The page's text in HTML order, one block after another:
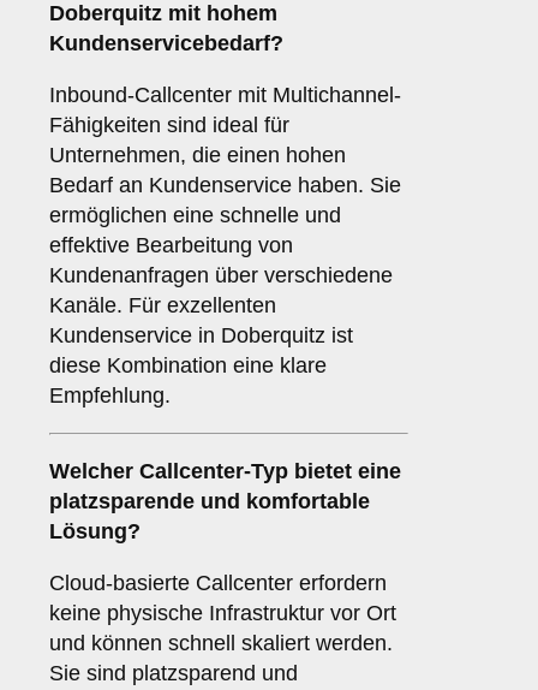
Doberquitz mit hohem
Kundenservicebedarf?
Inbound-Callcenter mit Multichannel-
Fähigkeiten sind ideal für
Unternehmen, die einen hohen
Bedarf an Kundenservice haben. Sie
ermöglichen eine schnelle und
effektive Bearbeitung von
Kundenanfragen über verschiedene
Kanäle. Für exzellenten
Kundenservice in Doberquitz ist
diese Kombination eine klare
Empfehlung.
Welcher Callcenter-Typ bietet eine
platzsparende und komfortable
Lösung?
Cloud-basierte Callcenter erfordern
keine physische Infrastruktur vor Ort
und können schnell skaliert werden.
Sie sind platzsparend und